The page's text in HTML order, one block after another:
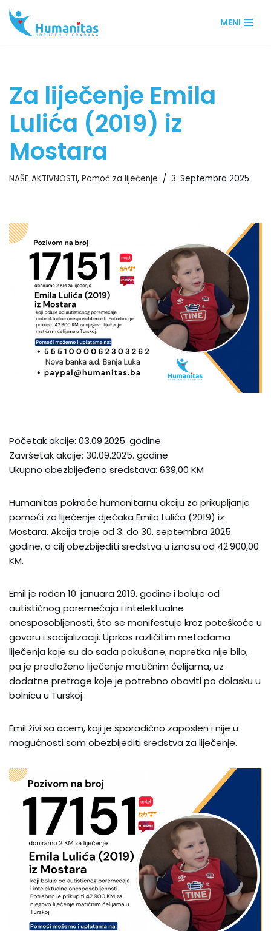
Skip
MENI
Za liječenje Emila
Lulića (2019) iz
Mostara
NAŠE AKTIVNOSTI, Pomoć za liječenje 3. Septembra 2025.
Početak akcije: 03.09.2025. godine
Završetak akcije: 30.09.2025. godine
Ukupno obezbijeđeno sredstava: 639,00 KM
Humanitas pokreće humanitarnu akciju za prikupljanje
pomoći za liječenje dječaka Emila Lulića (2019) iz
Mostara. Akcija traje od 3. do 30. septembra 2025.
godine, a cilj obezbijediti sredstva u iznosu od 42.900,00
KM.
Emil je rođen 10. januara 2019. godine i boluje od
autističnog poremećaja i intelektualne
onesposobljenosti, što se manifestuje kroz poteškoće u
govoru i socijalizaciji. Uprkos različitim metodama
liječenja koje su do sada pokušane, napretka nije bilo,
pa je predloženo liječenje matičnim ćelijama, uz
dodatne pretrage koje je potrebno obaviti po dolasku u
bolnicu u Turskoj.
Emil živi sa ocem, koji je sporadično zaposlen i nije u
mogućnosti sam obezbijediti sredstva za liječenje.